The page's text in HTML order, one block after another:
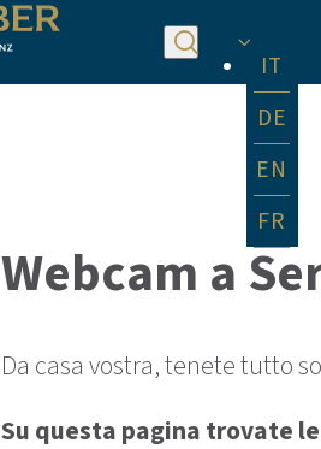
DE
EN
IT
FR
Webcam a
Da casa vostra, tenete tutto
Su questa pagina trovate